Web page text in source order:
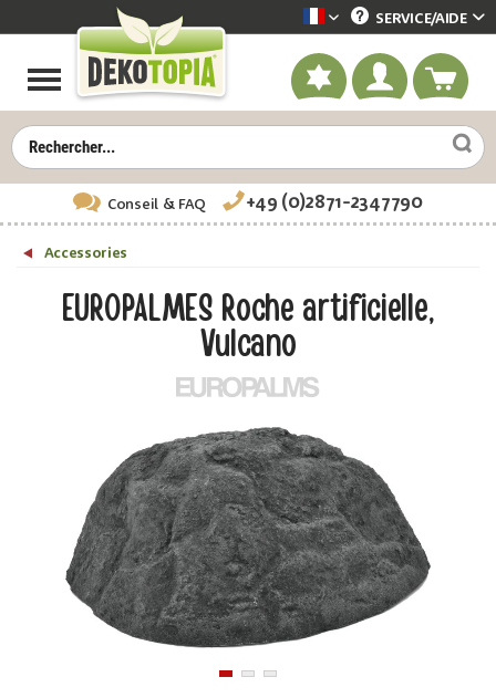
Dekotopia französisch
SERVICE/AIDE
Conseil& FAQ +49 (0)2871-2347790
Accessories
EUROPALMES Roche artificielle,
Vulcano